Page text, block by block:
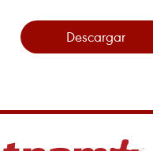
Descargar